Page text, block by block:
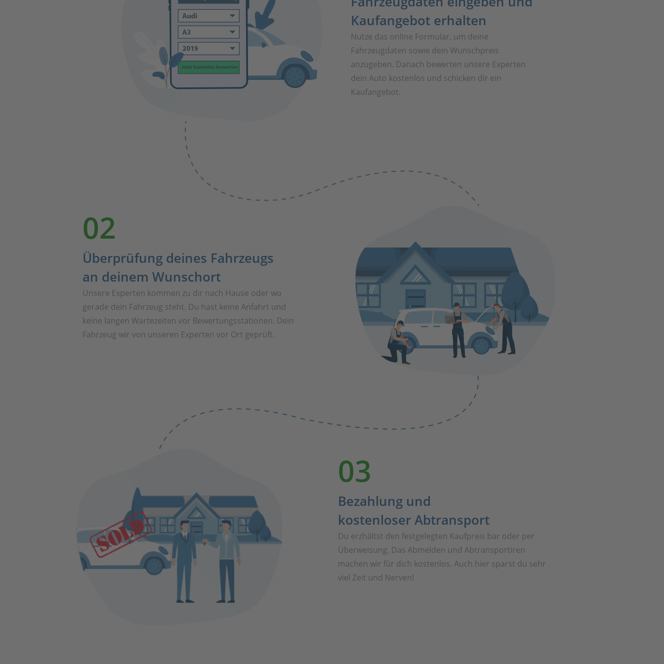
Kaufangebot erhalten
Nutze das online Formular, um deine
Fahrzeugdaten sowie dein Wunschpreis
anzugeben. Danach bewerten unsere Experten
dein Auto kostenlos und schicken dir ein
Kaufangebot.
02
Überprüfung deines Fahrzeugs
an deinem Wunschort
Unsere Experten kommen zu dir nach Hause oder wo
gerade dein Fahrzeug steht. Du hast keine Anfahrt und
keine langen Wartezeiten vor Bewertungsstationen. Dein
Fahrzeug wir von unseren Experten vor Ort geprüft.
03
Bezahlung und
kostenloser Abtransport
Du erzhältst den festgelegten Kaufpreis bar oder per
Überweisung. Das Abmelden und Abtransportiren
machen wir für dich kostenlos. Auch hier sparst du sehr
viel Zeit und Nerven!